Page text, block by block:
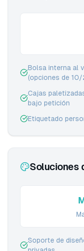
Bolsa interna al
(opciones de
Cajas
bajo petición
Etiquetado
Soluciones
Soporte de